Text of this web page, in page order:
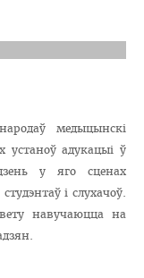
медыцынскі
адукацыі ў
у яго сценах
і слухачоў.
навучаюцца на